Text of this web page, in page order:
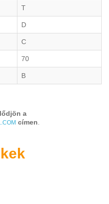
T
D
C
70
B
a
címen.